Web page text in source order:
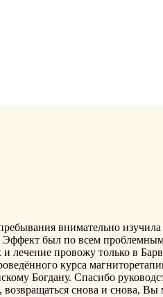
внимательно
Эффект был по всем
лечение провожу только в
курса
Богдану. Спасибо
снова и снова,